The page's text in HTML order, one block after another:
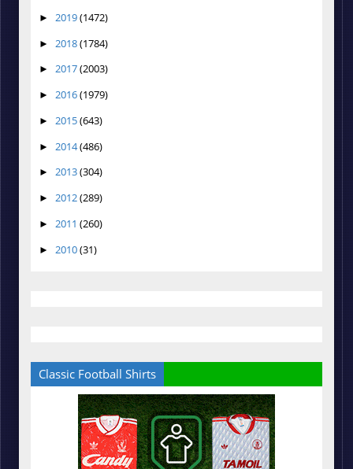
► 2019(1472)
► 2018(1784)
► 2017(2003)
► 2016(1979)
► 2015(643)
► 2014(486)
► 2013(304)
► 2012(289)
► 2011 (260)
► 2010(31)
Classic Football Shirts